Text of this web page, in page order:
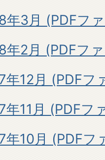
年3月 (PDFフ
年2月 (PDFフ
年12月 (PDFフ
年11月 (PDFフ
年10月 (PDFフ